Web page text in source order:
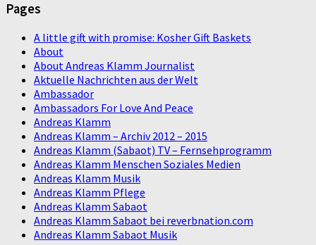
Pages
A little gift with promise: Kosher Gift Baskets
About
About Andreas Klamm Journalist
Aktuelle Nachrichten aus der Welt
Ambassador
Ambassadors For Love And Peace
Andreas Klamm
Andreas Klamm – Archiv 2012 – 2015
Andreas Klamm (Sabaot) TV – Fernsehprogramm
Andreas Klamm Menschen Soziales Medien
Andreas Klamm Musik
Andreas Klamm Pflege
Andreas Klamm Sabaot
Andreas Klamm Sabaot bei reverbnation.com
Andreas Klamm Sabaot Musik